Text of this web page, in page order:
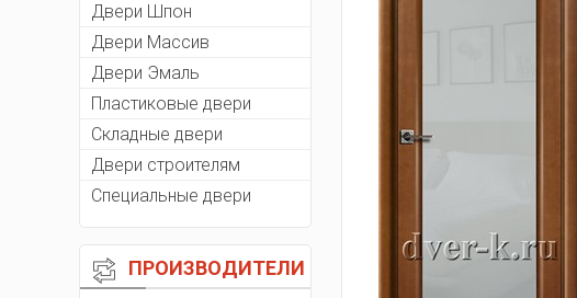
Двери Шпон
Двери Массив
Двери Эмаль
Пластиковые двери
Складные двери
Двери строителям
Специальные двери
ПРОИЗВОДИТЕЛИ